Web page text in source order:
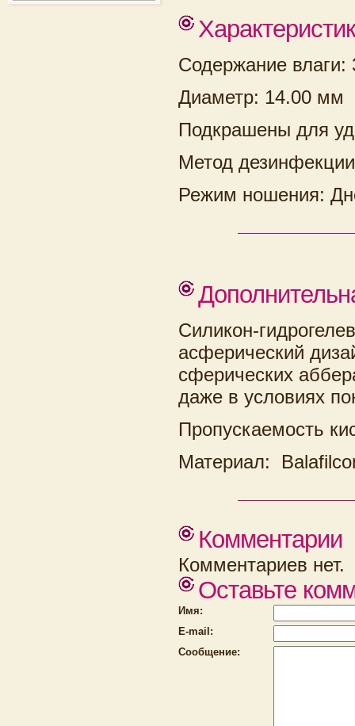
Содержание влаги:
Диаметр: 14.00 мм
Подкрашены для
Метод
Режим ношения:
Силикон-
асферический
сферических
даже в условиях
Пропускаемость
Материал:
Комментарии
Комментариев нет.
Оставьте
Имя:
E-mail:
Сообщение: